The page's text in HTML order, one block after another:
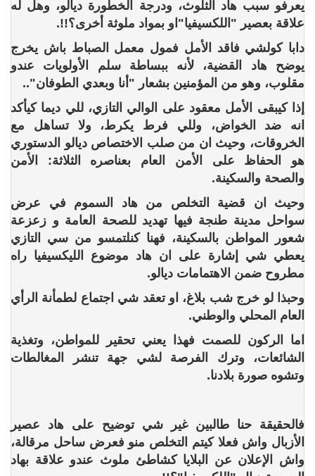
يعرفو سبب هاد الثلوث، ودرجة الخطورة ديالو، وهل له
علاقة بعصير "اللكسيفيا"او بمواد ملوثة أخرى؟!!.
دابا كولشي فاقد الأمل فمول معمل الصباط باش يخرج
يوضح هاد القضية، لأنه ببساطة سلم الأولويات عندو
مقلوب، وهو من المؤمنين بشعار "أنا وبعدي الطوفان"..
إذا كيبقى الأمل معقود على الوالي التازي، للي ديما كيأكد
انه ضد الخواض، وللي فرط يكرط، ولا تساهل مع
الخروقات، وحيث ان من صلب الاختصاص ديالو الدستوري
هو الحفاظ على الأمن العام بعناصره الثلاثة: الأمن
والصحة والسكينة.
وحيث ان قضية التخلص من هاد السموم في عرض
سواحل مدينة طنجة فيها تهديد للصحة العامة و زعزعة
شعور المواطن بالسكينة، فهنا كنلتمسو من سي التازي
يعطي شي إشارة على ان هاد موضوع الليكسيفيا راه
مطروح ضمن الاهتمامات ديالو.
وحبذا لو خرج شب بلاغ، او تعقد شي اجتماع لطمأنة الرأي
العام المحلي والوطني.
اما الركون للصمت فهذا يعني تحقير للمواطن، وتغذية
الشائعات، وترك الفرصة لشي جهة تنشر المغالطات
وتشوه صورة بلادنا.
فالحقيقة حنا طالبين غير شي توضيح على هاد عصير
الأزبال واش فعلا كيتم التخلص منو فعرض ساحل مرقالة،
واش الإعلان عن البلايا كشاطئ ملوث عندو علاقة بهاد